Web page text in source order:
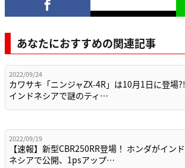
あなたにおすすめの関連記事
2022/09/24
カワサキ「ニンジャZX-4R」は10月1日に登場?!
インドネシアで謎のティ…
2022/09/19
【速報】新型CBR250RR登場！ ホンダがインド
ネシアで公開、1psアップ…